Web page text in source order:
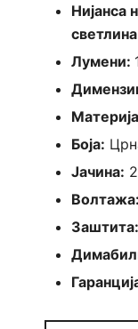
Нијанса
Лумени:
Боја:
Јачина:
Волтажа:
Заштита: